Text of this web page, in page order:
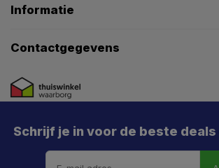
Informatie
Contactgegevens
Schrijf je in voor de beste